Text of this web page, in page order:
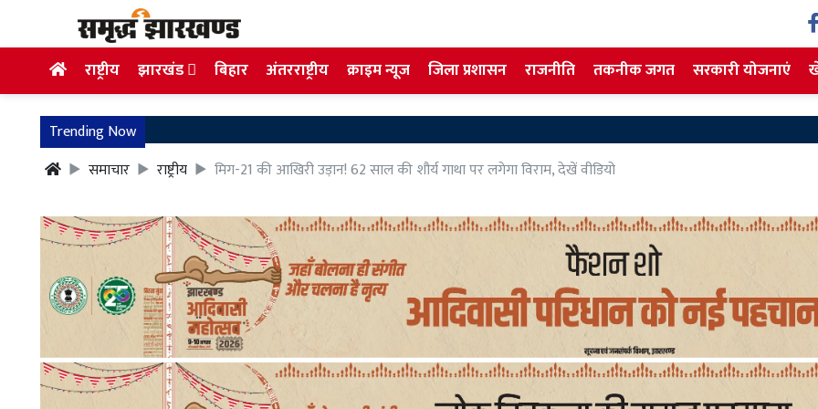
राष्ट्रीय झारखंड बिहार अंतरराष्ट्रीय क्राइम न्यूज जिला प्रशासन राजनीति तकनीक जगत सरकारी योजनाएं
Trending Now
समाचार
राष्ट्रीय मिग-21 की आखिरी उड़ान! 62 साल की शौर्य गाथा पर लगेगा विराम, देखें वीडियो